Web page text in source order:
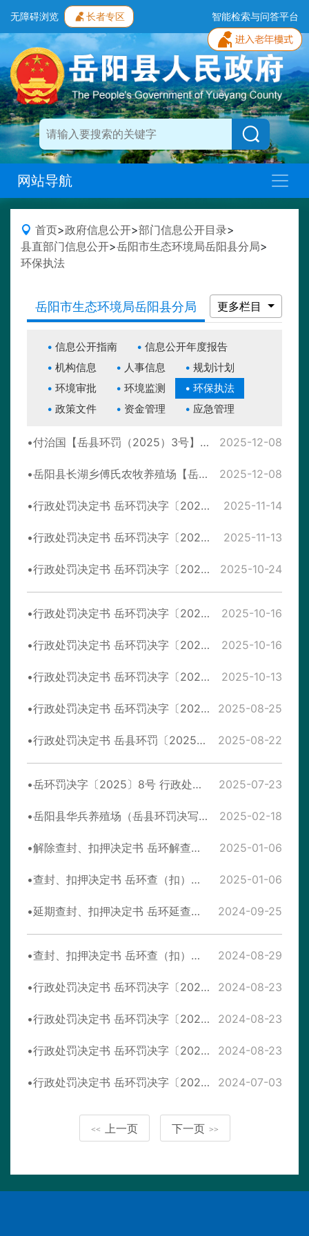
无障碍浏览 长者专区 智能检索与问答平台
网站导航
首页>政府信息公开>部门信息公开目录>
县直部门信息公开>岳阳市生态环境局岳阳县分局>
环保执法
岳阳市生态环境局岳阳县分局 更多栏目
信息公开指南
信息公开年度报告
机构信息
人事信息
规划计划
环境审批
环境监测
环保执法
政策文件
资金管理 应急管理
付治国【岳县环罚（2025）3号】整改措施落实情况后督查 2025-12-08
岳阳县长湖乡傅氏农牧养殖场【岳县环罚（2025）2号】整改措施落实情况后督查 2025-12-08
行政处罚决定书 岳环罚决字〔2025〕39号 2025-11-14
行政处罚决定书 岳环罚决字〔2025〕37号 2025-11-13
行政处罚决定书 岳环罚决字〔2025〕35号 2025-10-24
行政处罚决定书 岳环罚决字〔2025〕28号 2025-10-16
行政处罚决定书 岳环罚决字〔2025〕27号 2025-10-16
行政处罚决定书 岳环罚决字〔2025〕24号 2025-10-13
行政处罚决定书 岳环罚决字〔2025〕15号 2025-08-25
行政处罚决定书 岳县环罚〔2025〕4号 2025-08-22
岳环罚决字〔2025〕8号 行政处罚决定书 2025-07-23
岳阳县华兵养殖场（岳县环罚决写【2024】7号）整改措施落实情况后督查 2025-02-18
解除查封、扣押决定书 岳环解查（扣）字〔2025〕1号 2025-01-06
查封、扣押决定书 岳环查（扣）字〔2025〕1号 2025-01-06
延期查封、扣押决定书 岳环延查（扣）字〔2024〕3号 2024-09-25
查封、扣押决定书 岳环查（扣）字〔2024〕4号 2024-08-29
行政处罚决定书 岳环罚决字〔2024〕65号 2024-08-23
行政处罚决定书 岳环罚决字〔2024〕64号 2024-08-23
行政处罚决定书 岳环罚决字〔2024〕63号 2024-08-23
行政处罚决定书 岳环罚决字〔2024〕38号 2024-07-03
<< 上一页 下一页 >>